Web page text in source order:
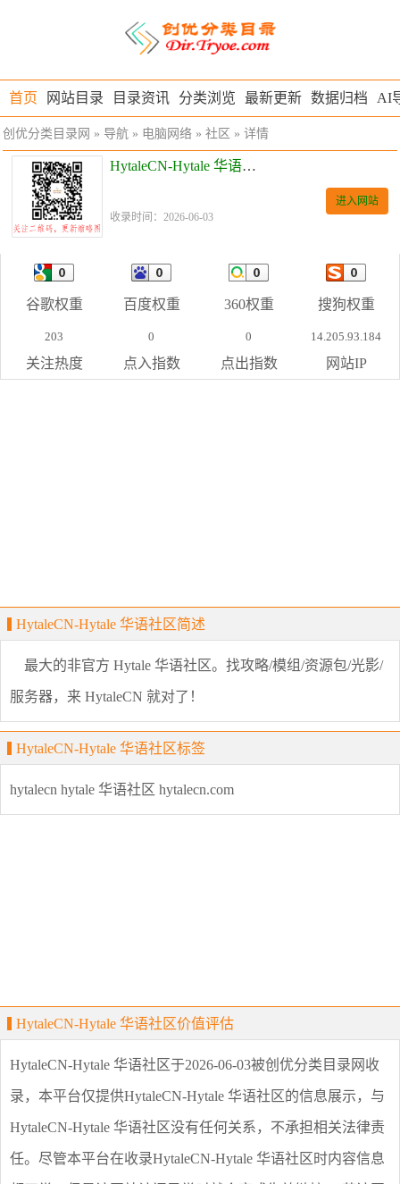
首页 网站目录 目录资讯 分类浏览 最新更新 数据归档 AI
创优分类目录网 » 导航 » 电脑网络 » 社区 » 详情
HytaleCN-Hytale 华语社区
收录时间：2026-06-03
进入网站
谷歌权重 百度权重 360权重 搜狗权重
203
关注热度
0
点入指数
0
点出指数
14.205.93.184
网站IP
HytaleCN-Hytale 华语社区简述
最大的非官方 Hytale 华语社区。找攻略/模组/资源包/光影/
服务器，来 HytaleCN 就对了！
HytaleCN-Hytale 华语社区标签
hytalecn hytale 华语社区 hytalecn.com
HytaleCN-Hytale 华语社区价值评估
HytaleCN-Hytale 华语社区于2026-06-03被创优分类目录网收
录，本平台仅提供HytaleCN-Hytale 华语社区的信息展示，与
HytaleCN-Hytale 华语社区没有任何关系，不承担相关法律责
任。尽管本平台在收录HytaleCN-Hytale 华语社区 时内容信息